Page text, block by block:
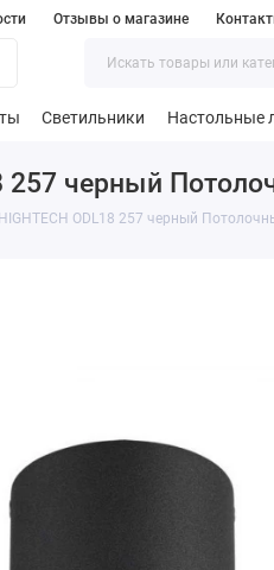
Отзывы о магазине
Светильники Настольные
257 черный
ODL18 257 черный